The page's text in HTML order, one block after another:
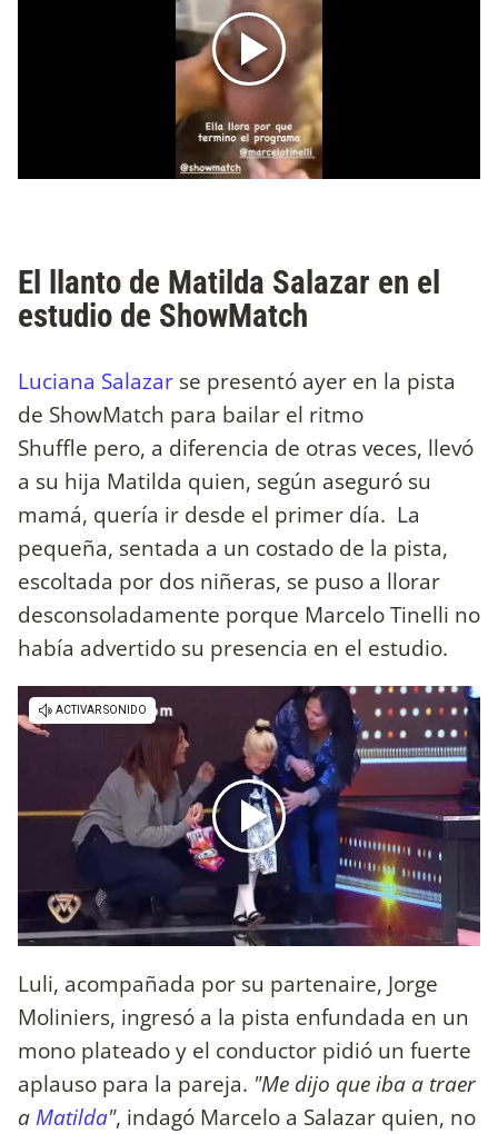
El llanto de Matilda Salazar en el
estudio de ShowMatch
Luciana Salazar se presentó ayer en la pista
de ShowMatch para bailar el ritmo
Shuffle pero, a diferencia de otras veces, llevó
a su hija Matilda quien, según aseguró su
mamá, quería ir desde el primer día. La
pequeña, sentada a un costado de la pista,
escoltada por dos niñeras, se puso a llorar
desconsoladamente porque Marcelo Tinelli no
había advertido su presencia en el estudio.
Luli, acompañada por su partenaire, Jorge
Moliniers, ingresó a la pista enfundada en un
mono plateado y el conductor pidió un fuerte
aplauso para la pareja. "Me dijo que iba a traer
aMatilda", indagó Marcelo a Salazar quien, no